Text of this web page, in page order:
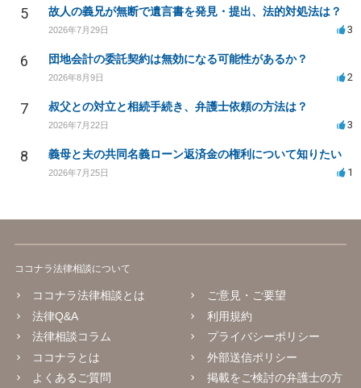
5 故人の義兄が無断で遺言書を発見・提出、法的対処法は？
2026年7月29日 3
6 団地会計の委託契約は無効になる可能性があるか？
2026年8月9日 2
7 叔父との対立と相続手続き、弁護士依頼の方法は？
2026年7月22日 3
8 義母と夫の共同名義ローン返済金の権利について知りたい
2026年7月25日 1
ココナラ法律相談について
ココナラ法律相談とは
法律Q&A
法律相談コラム
ココナラとは
よくあるご質問
ご意見・ご要望
利用規約
プライバシーポリシー
外部送信ポリシー
掲載をご検討の弁護士の方